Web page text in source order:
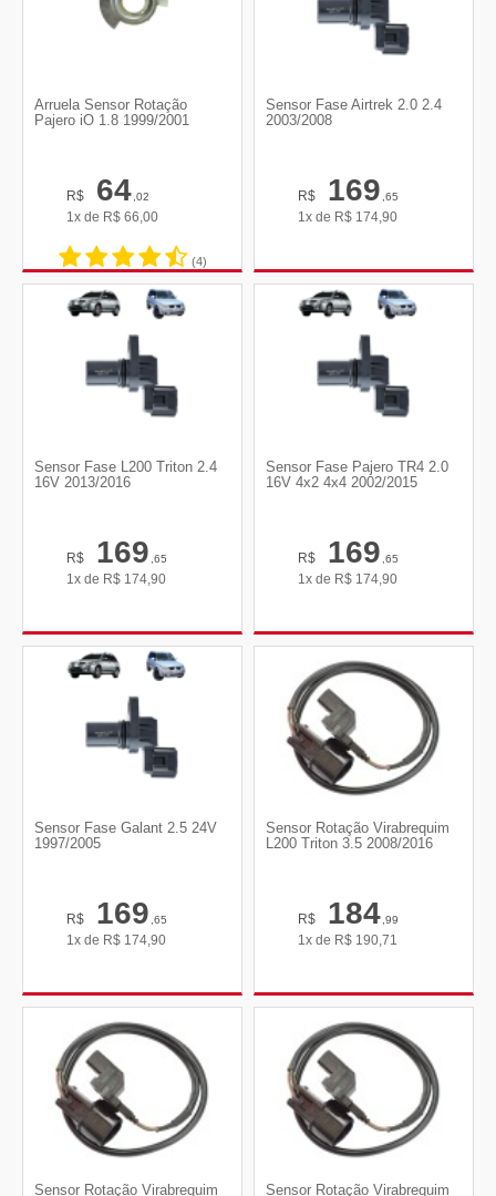
Arruela Sensor Rotação
Pajero iO 1.8 1999/2001
R$ 64,02
1x de R$ 66,00
(4)
Sensor Fase Airtrek 2.0 2.4
2003/2008
R$ 169,65
1x de R$ 174,90
Sensor Fase L200 Triton 2.4
16V 2013/2016
R$ 169,65
1x de R$ 174,90
Sensor Fase Pajero TR4 2.0
16V 4x2 4x4 2002/2015
R$ 169,65
1x de R$ 174,90
Sensor Fase Galant 2.5 24V
1997/2005
R$ 169,65
1x de R$ 174,90
Sensor Rotação Virabrequim
L200 Triton 3.5 2008/2016
R$ 184,99
1x de R$ 190,71
Sensor Rotação Virabrequim Sensor Rotação Virabrequim